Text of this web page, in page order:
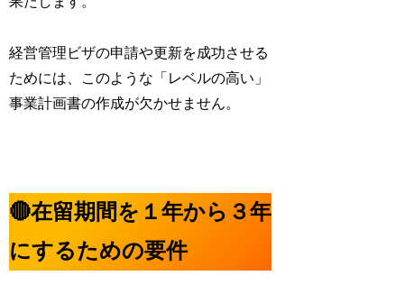
経営管理ビザの申請や更新を成功させる
ためには、このような「 レベルの高い 」
事業計画書の作成が欠かせません。
🔴在留期間を１年から３年
にするための要件